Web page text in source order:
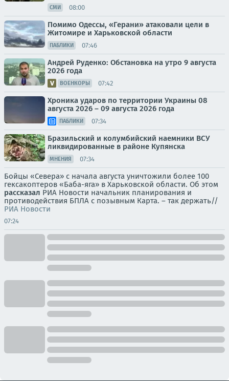
СМИ 08:00
Помимо Одессы, «Герани» атаковали цели в
Житомире и Харьковской области
ПАБЛИКИ 07:46
Андрей Руденко: Обстановка на утро 9 августа
2026 года
ВОЕНКОРЫ 07:42
Хроника ударов по территории Украины 08
августа 2026 – 09 августа 2026 года
ПАБЛИКИ 07:34
Бразильский и колумбийский наемники ВСУ
ликвидированные в районе Купянска
МНЕНИЯ 07:34
Бойцы «Севера» с начала августа уничтожили более 100
гексакоптеров «Баба-яга» в Харьковской области. Об этом
рассказал РИА Новости начальник планирования и
противодействия БПЛА с позывным Карта. – так держать//
РИА Новости
07:24